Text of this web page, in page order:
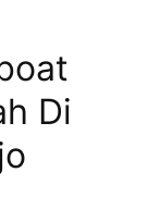
Di